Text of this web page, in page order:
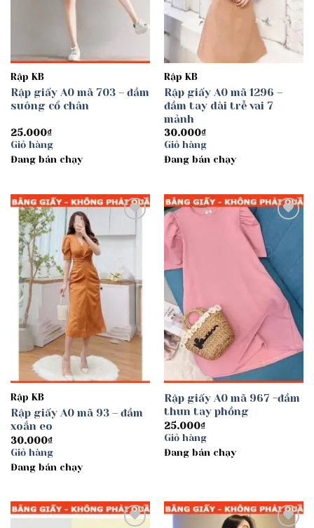
Rập KB
Rập giấy A0 mã 703 – đầm
suông cổ chân
25.000₫
Giỏ hàng
Đang bán chạy
Rập KB
Rập giấy A0 mã 1296 –
đầm tay dài trễ vai 7
mảnh
30.000₫
Giỏ hàng
Đang bán chạy
wishlist
Rập KB
Rập giấy A0 mã 93 – đầm
xoắn eo
30.000₫
Giỏ hàng
Đang bán chạy
wishlist
Rập giấy A0 mã 967 -đầm
thun tay phồng
25.000₫
Giỏ hàng
Đang bán chạy